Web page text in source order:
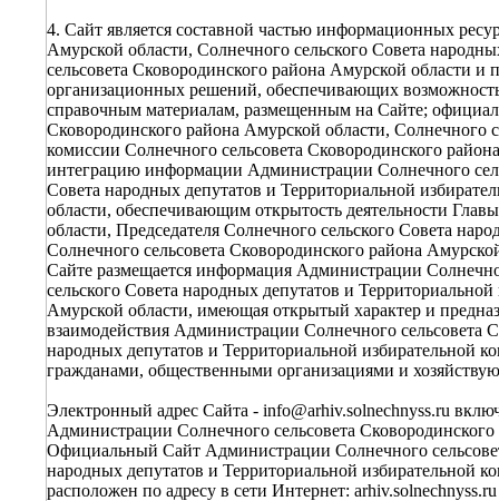
4. Сайт является составной частью информационных
Амурской области, Солнечного сельского Совета
сельсовета Сковородинского района Амурской области и
организационных решений, обеспечивающих
справочным материалам, размещенным на Сайте;
Сковородинского района Амурской области, Солнечного
комиссии Солнечного сельсовета Сковородинского
интеграцию информации Администрации Солнечного
Совета народных депутатов и Территориальной
области, обеспечивающим открытость деятельности
области, Председателя Солнечного сельского Совета
Солнечного сельсовета Сковородинского района
Сайте размещается информация Администрации
сельского Совета народных депутатов и
Амурской области, имеющая открытый характер и
взаимодействия Администрации Солнечного сельсовета
народных депутатов и Территориальной избирательной
гражданами, общественными организациями и
Электронный адрес Сайта - info@arhiv.solnechnyss.ru
Администрации Солнечного сельсовета
Официальный Сайт Администрации Солнечного
народных депутатов и Территориальной избирательной
расположен по адресу в сети Интернет: arhiv.solnechnyss.ru